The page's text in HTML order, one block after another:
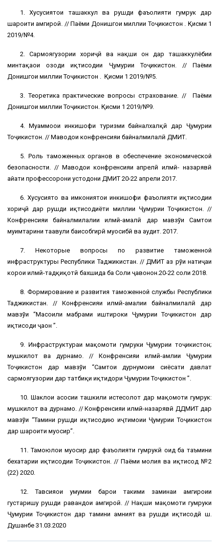
1. Хусусиятҳои ташаккул ва рушди фаъолияти гумрук дар
шароити ҳамгироӣ. // Паёми Донишгоҳи миллии Тоҷикистон . Қисми 1
2019/№4.
2. Сармоягузории хориҷӣ ва нақши он дар ташаккулёбии
минтақаҳои озоди иқтисодии Ҷумҳурии Тоҷикистон. // Паёми
Донишгоҳи миллии Тоҷикистон . Қисми 1 2019/№5.
3. Теоретика практические вопросы страхование. // Паёми
Донишгоҳи миллии Тоҷикистон. Қисми 1 2019/№9.
4. Муаммоҳои инкишофи туризми байналхалқӣ дар Ҷумҳурии
Тоҷикистон. // Маводҳои конфренсияи байналмилалӣ ДМИТ.
5. Роль таможенных органов в обеспечение экономической
безопасности. // Маводҳои конфренсияи апрелӣ илмӣ- назарявӣ
ҳайати профессорони устодони ДМИТ 20-22 апрели 2017.
6. Хусусиятҳо ва имкониятҳои инкишофи фаъолияти иқтисодии
хориҷӣ дар рушди иқтисодиёти миллии Ҷумҳурии Тоҷикистон. //
Конфренсияи байналмилалии илмӣ-амалӣ дар мавзўи Самтҳои
муҳимтарини таҳавули баҳисобгирӣ муҳосибӣ ва аудит. 2017.
7. Некоторые вопросы по развитие таможенной
инфраструктуры Республики Таджикистан. // ДМИТ аз рўи натиҷаи
корҳои илмӣ-тадқиқотӣ бахшида ба Соли ҷавонон.20-22 соли 2018.
8. Формирование и развития таможенной службы Республики
Таджикистан. // Конфренсияи илмӣ-амалии байналмилалӣ дар
мавзўи “Масоили мабрами иштироки Ҷумҳурии Тоҷикистон дар
иқтисоди ҷаҳон ”.
9. Инфраструктураи мақомоти гумруки Ҷумҳурии тоҷикистон;
мушкилот ва дурнамо. // Конфренсияи илмӣ-амлии Ҷумҳурии
Тоҷикистон дар мавзўи “Самтҳои дурнумоии сиёсати давлат
сармоягузории дар татбиқи иқтидори Ҷумҳурии Тоҷикистон ”.
10. Шаклҳои асосии ташкили истеҳсолот дар мақомоти гумрук:
мушкилот ва дурнамо. // Конфренсияи илмӣ-назарявӣ ДДМИТ дар
мавзўи “Тамини рушди иқтисодию иҷтимоии Ҷумҳурии Тоҷикистон
дар шароити муосир”.
11. Тамоюлҳои муосир дар фаъолияти гумрукӣ оид ба таъмини
бехатарии иқтисодии Тоҷикистон. // Паёми молия ва иқтисод №2
(22) 2020.
12. Тавсияҳои умумии барои таҳкими заминаи ҳамгироии
густаришу рушди равандҳои ҳамгироӣ. // Нақши мақомоти гумруки
Ҷумҳурии Тоҷикистон дар тамини амният ва рушди иқтисодӣ ш.
Душанбе 31.03.2020